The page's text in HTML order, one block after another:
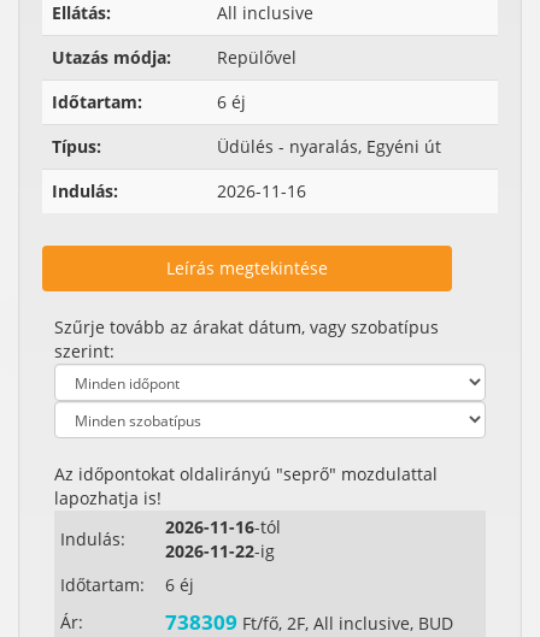
Ellátás:
All inclusive
Utazás módja:
Repülővel
Időtartam:
6 éj
Típus:
Üdülés - nyaralás, Egyéni út
Indulás:
2026-11-16
Leírás megtekintése
Szűrje tovább az árakat dátum, vagy szobatípus
szerint:
Az időpontokat oldalirányú "seprő" mozdulattal
lapozhatja is!
Indulás:
2026-11-16-tól
2026-11-22-ig
Időtartam:
6 éj
Ár:
738309 Ft/fő, 2F, All inclusive, BUD